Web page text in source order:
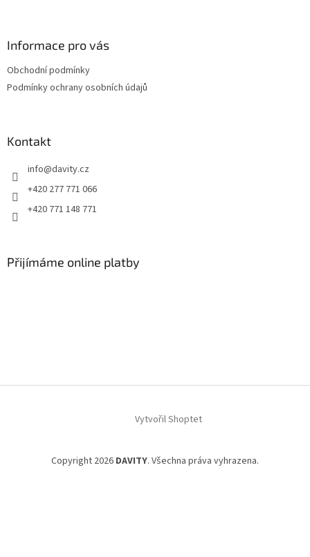
Informace pro vás
Obchodní podmínky
Podmínky ochrany osobních údajů
Kontakt
info@davity.cz
+420 277 771 066
+420 771 148 771
Přijímáme online platby
Vytvořil Shoptet
Copyright 2026 DAVITY. Všechna práva vyhrazena.